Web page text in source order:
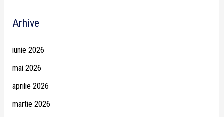
Arhive
iunie 2026
mai 2026
aprilie 2026
martie 2026